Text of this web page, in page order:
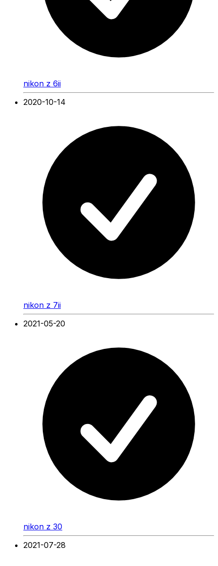
nikon z 6ii
2020-10-14
nikon z 7ii
2021-05-20
nikon z 30
2021-07-28